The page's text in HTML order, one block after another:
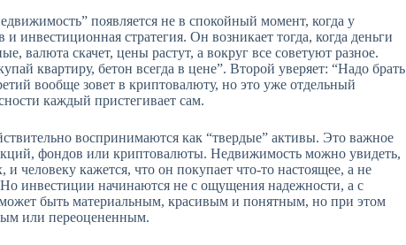
появляется не в спокойный момент, когда у
и инвестиционная стратегия. Он возникает тогда, когда деньги
валюта скачет, цены растут, а вокруг все советуют разное.
квартиру, бетон всегда в цене”. Второй уверяет: “Надо брать
вообще зовет в криптовалюту, но это уже отдельный
каждый пристегивает сам.
воспринимаются как “твердые” активы. Это важное
фондов или криптовалюты. Недвижимость можно увидеть,
человеку кажется, что он покупает что-то настоящее, а не
инвестиции начинаются не с ощущения надежности, а с
быть материальным, красивым и понятным, но при этом
или переоцененным.